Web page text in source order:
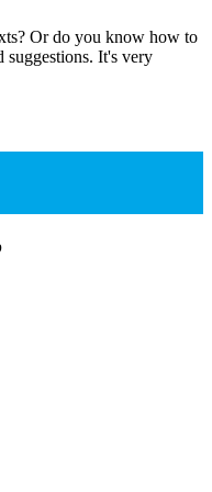
Or do you know how to
It's very